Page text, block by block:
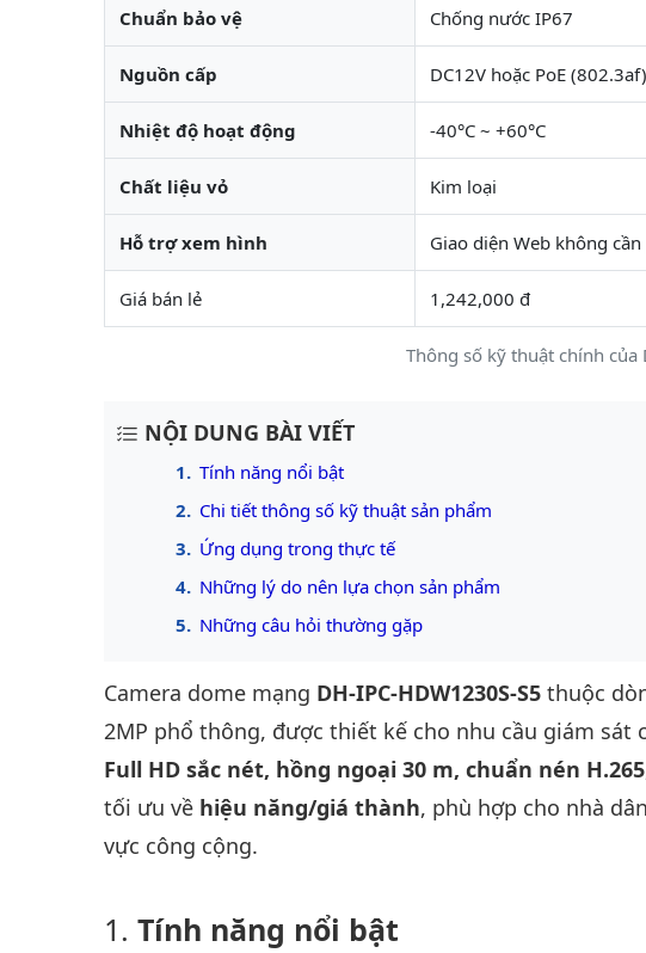
Thông số kỹ thuật chính của
Chuẩn bảo vệ Chống nước IP67
Nguồn cấp DC12V hoặc PoE
Nhiệt độ hoạt động -40°C ~ +60°C
Chất liệu vỏ Kim loại
Hỗ trợ xem hình Giao diện Web không
Giá bán lẻ 1,242,000 đ
NỘI DUNG BÀI VIẾT
Tính năng nổi bật
Chi tiết thông số kỹ thuật sản phẩm
Ứng dụng trong thực tế
Những lý do nên lựa chọn sản phẩm
Những câu hỏi thường gặp
Camera dome mạng DH-IPC-HDW1230S-S5 thuộc
2MP phổ thông, được thiết kế cho nhu cầu giám sát
Full HD sắc nét, hồng ngoại 30 m, chuẩn nén H.265
tối ưu về hiệu năng/giá thành, phù hợp cho nhà
vực công cộng.
Tính năng nổi bật